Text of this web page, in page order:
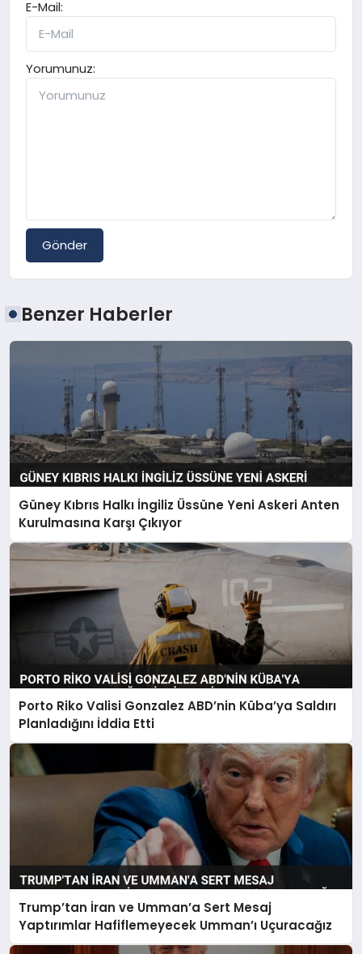
E-Mail:
Yorumunuz:
Gönder
Benzer Haberler
Güney Kıbrıs Halkı İngiliz Üssüne Yeni Askeri Anten
Kurulmasına Karşı Çıkıyor
Porto Riko Valisi Gonzalez ABD’nin Küba’ya Saldırı
Planladığını İddia Etti
Trump’tan İran ve Umman’a Sert Mesaj
Yaptırımlar Hafiflemeyecek Umman’ı Uçuracağız